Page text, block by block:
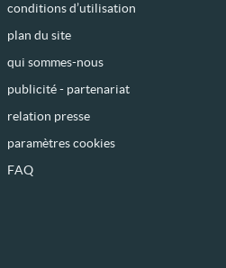
conditions d’utilisation
plan du site
qui sommes-nous
publicité - partenariat
relation presse
paramètres cookies
FAQ